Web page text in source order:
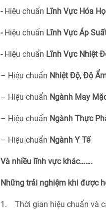
- Hiệu chuẩn Lĩnh Vực Hóa
- Hiệu chuẩn Lĩnh Vực Áp
-Hiệu chuẩn Lĩnh Vực Nhiệt
– Hiệu chuẩn Nhiệt Độ, Độ
– Hiệu chuẩn Ngành May
– Hiệu chuẩn Ngành Thực
– Hiệu chuẩn Ngành Y Tế
Và nhiều lĩnh vực khác…….
Những trải nghiệm khi được
1. Thời gian hiệu chuẩn và